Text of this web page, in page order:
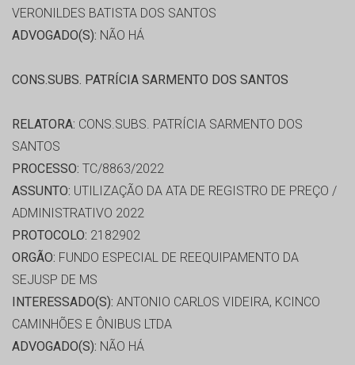
VERONILDES BATISTA DOS SANTOS
ADVOGADO(S): NÃO HÁ
CONS.SUBS. PATRÍCIA SARMENTO DOS SANTOS
RELATORA: CONS.SUBS. PATRÍCIA SARMENTO DOS
SANTOS
PROCESSO: TC/8863/2022
ASSUNTO: UTILIZAÇÃO DA ATA DE REGISTRO DE PREÇO /
ADMINISTRATIVO 2022
PROTOCOLO: 2182902
ORGÃO: FUNDO ESPECIAL DE REEQUIPAMENTO DA
SEJUSP DE MS
INTERESSADO(S): ANTONIO CARLOS VIDEIRA, KCINCO
CAMINHÕES E ÔNIBUS LTDA
ADVOGADO(S): NÃO HÁ